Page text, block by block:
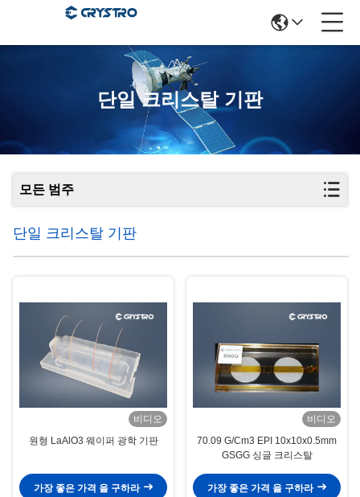
단일 크리스탈 기판
모든 범주
단일 크리스탈 기판
비디오
원형 LaAlO3 웨이퍼 광학 기판
가장 좋은 가격 을 구하라
비디오
70.09 G/Cm3 EPI 10x10x0.5mm
GSGG 싱글 크리스탈
가장 좋은 가격 을 구하라